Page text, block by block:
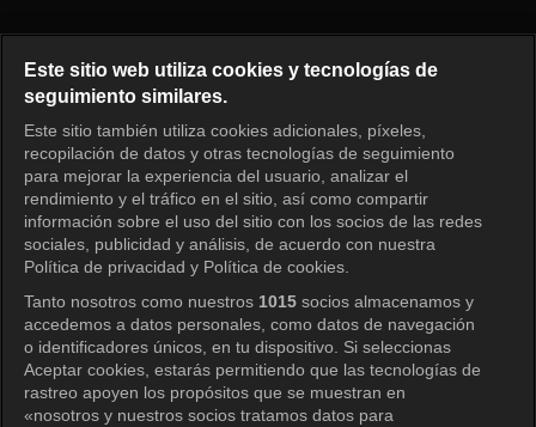
Iniciar sesión
Este sitio web utiliza cookies y tecnologías de
seguimiento similares.
Este sitio también utiliza cookies adicionales, píxeles,
recopilación de datos y otras tecnologías de seguimiento
para mejorar la experiencia del usuario, analizar el
rendimiento y el tráfico en el sitio, así como compartir
información sobre el uso del sitio con los socios de las redes
sociales, publicidad y análisis, de acuerdo con nuestra
Política de privacidad y Política de cookies.
Tanto nosotros como nuestros 1015 socios almacenamos y
accedemos a datos personales, como datos de navegación
o identificadores únicos, en tu dispositivo. Si seleccionas
Aceptar cookies, estarás permitiendo que las tecnologías de
rastreo apoyen los propósitos que se muestran en
«nosotros y nuestros socios tratamos datos para